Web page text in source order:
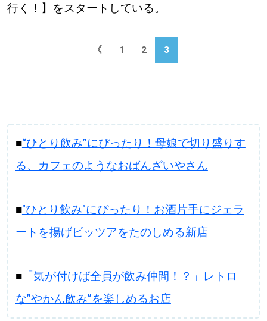
行く！】をスタートしている。
《 1 2 3
■“ひとり飲み”にぴったり！母娘で切り盛りす
る、カフェのようなおばんざいやさん
■"ひとり飲み"にぴったり！お酒片手にジェラ
ートを揚げピッツアをたのしめる新店
■「気が付けば全員が飲み仲間！？」レトロ
な”やかん飲み”を楽しめるお店